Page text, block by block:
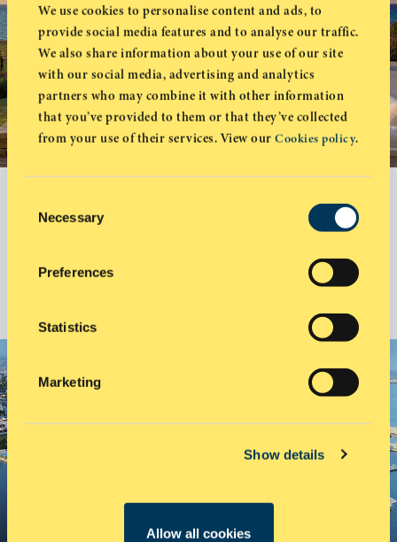
We use cookies to personalise content and ads, to
provide social media features and to analyse our traffic.
We also share information about your use of our site
with our social media, advertising and analytics
partners who may combine it with other information
that you’ve provided to them or that they’ve collected
from your use of their services. View our Cookies policy.
Selection
Necessary
Preferences
Statistics
Marketing
Show details
Allow all cookies